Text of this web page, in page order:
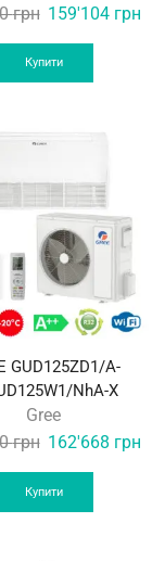
грн Original
was:
159'104 грн
Купити
GUD125ZD1/A-
NhA-X
Gree
грн Original
price
was:
162'668 грн
Купити